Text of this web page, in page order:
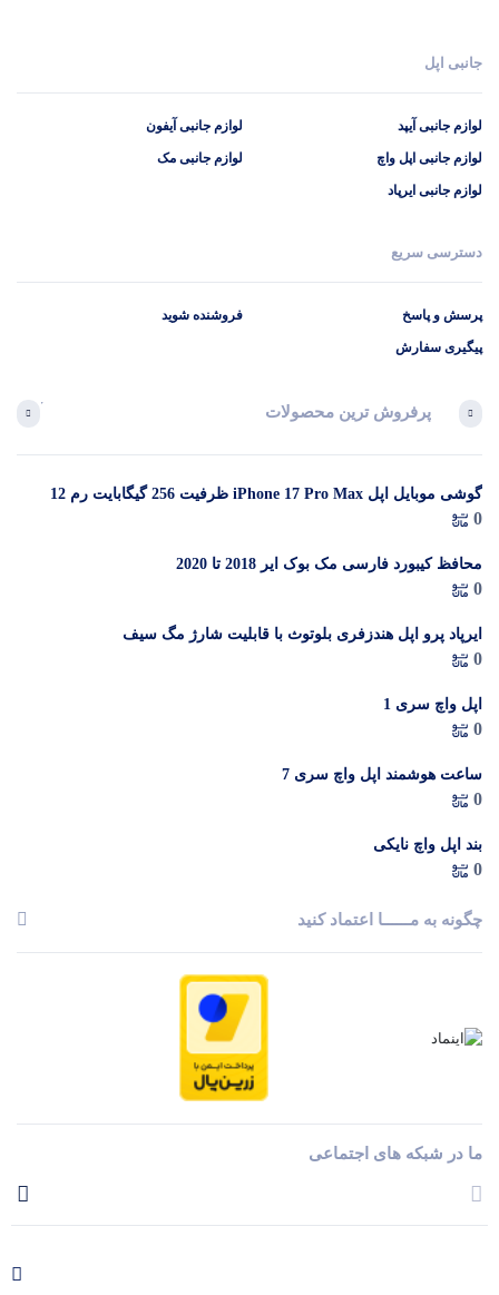
جانبی اپل
لوازم جانبی آیپد
لوازم جانبی اپل واچ
لوازم جانبی ایرپاد
لوازم جانبی آیفون
لوازم جانبی مک
دسترسی سریع
پرسش و پاسخ
پیگیری سفارش
فروشنده شوید
پرفروش ترین محصولات
گوشی موبایل اپل iPhone 17 Pro Max ظرفیت 256 گیگابایت رم 12
گیگابایت (ZAA) – Not Active رجیستر شده
0
محافظ کیبورد فارسی مک بوک ایر 2018 تا 2020
0
ایرپاد پرو اپل هندزفری بلوتوث با قابلیت شارژ مگ سیف
0
اپل واچ سری 1
0
ساعت هوشمند اپل واچ سری 7
0
بند اپل واچ نایکی
0
چگونه به مــــــا اعتماد کنید
ما در شبکه های اجتماعی